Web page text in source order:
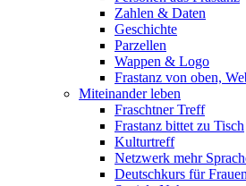
Zahlen & Daten
Geschichte
Parzellen
Wappen & Logo
Frastanz von oben,
Miteinander leben
Fraschtner Treff
Frastanz bittet zu Tisch
Kulturtreff
Netzwerk mehr
Deutschkurs für Frauen